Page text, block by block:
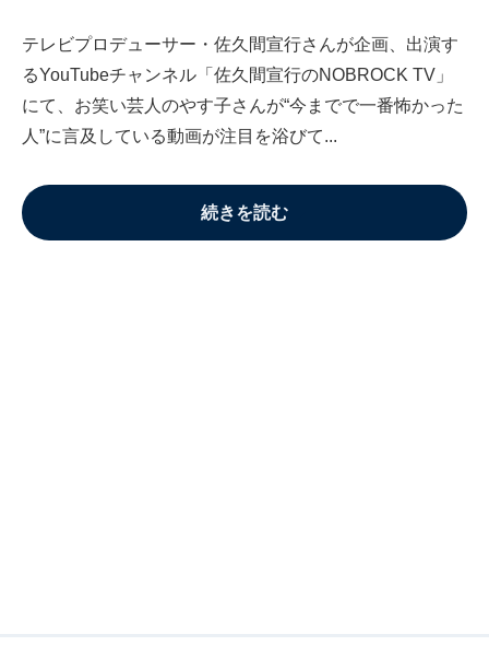
テレビプロデューサー・佐久間宣行さんが企画、出演す
るYouTubeチャンネル「佐久間宣行のNOBROCK TV」
にて、お笑い芸人のやす子さんが“今までで一番怖かった
人”に言及している動画が注目を浴びて...
続きを読む